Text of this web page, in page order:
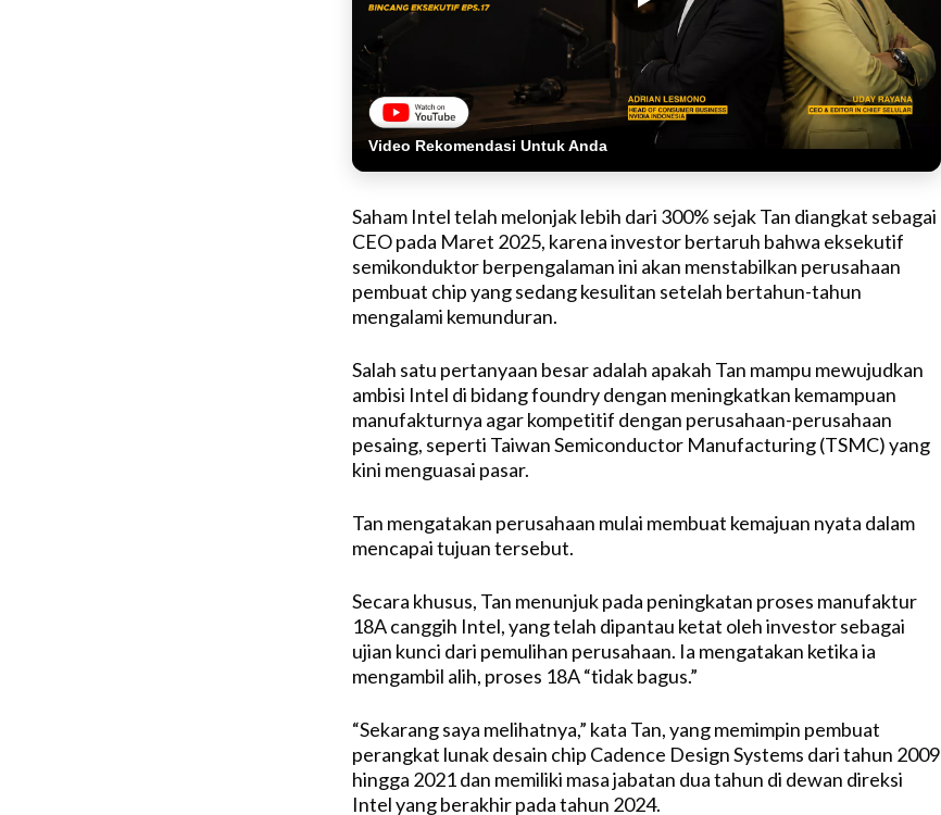
Video Rekomendasi Untuk Anda
Saham Intel telah melonjak lebih dari 300% sejak Tan diangkat sebagai
CEO pada Maret 2025, karena investor bertaruh bahwa eksekutif
semikonduktor berpengalaman ini akan menstabilkan perusahaan
pembuat chip yang sedang kesulitan setelah bertahun-tahun
mengalami kemunduran.
Salah satu pertanyaan besar adalah apakah Tan mampu mewujudkan
ambisi Intel di bidang foundry dengan meningkatkan kemampuan
manufakturnya agar kompetitif dengan perusahaan-perusahaan
pesaing, seperti Taiwan Semiconductor Manufacturing (TSMC) yang
kini menguasai pasar.
Tan mengatakan perusahaan mulai membuat kemajuan nyata dalam
mencapai tujuan tersebut.
Secara khusus, Tan menunjuk pada peningkatan proses manufaktur
18A canggih Intel, yang telah dipantau ketat oleh investor sebagai
ujian kunci dari pemulihan perusahaan. Ia mengatakan ketika ia
mengambil alih, proses 18A “tidak bagus.”
“Sekarang saya melihatnya,” kata Tan, yang memimpin pembuat
perangkat lunak desain chip Cadence Design Systems dari tahun 2009
hingga 2021 dan memiliki masa jabatan dua tahun di dewan direksi
Intel yang berakhir pada tahun 2024.